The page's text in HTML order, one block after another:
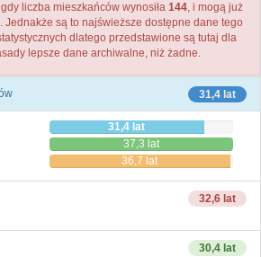
liczba mieszkańców wynosiła 144, i mogą już
Jednakże są to najświeższe dostępne dane tego
dlatego przedstawione są tutaj dla
lepsze dane archiwalne, niż żadne.
31,4 lat
31,4 lat
37,3 lat
36,7 lat
32,6 lat
30,4 lat